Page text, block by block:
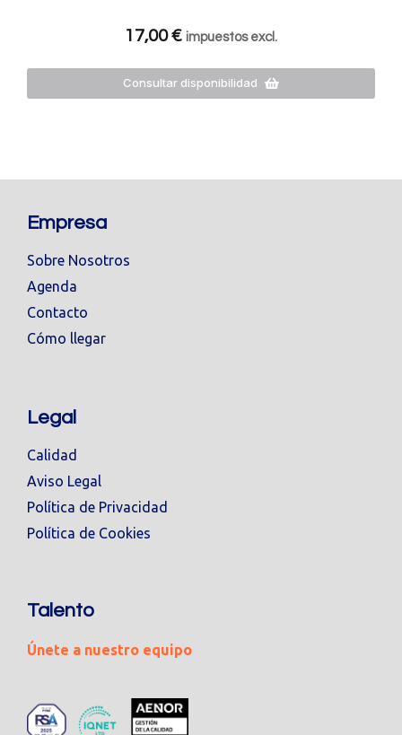
17,00€ impuestos excl.
Consultar disponibilidad
Empresa
Sobre Nosotros
Agenda
Contacto
Cómo llegar
Legal
Calidad
Aviso Legal
Política de Privacidad
Política de Cookies
Talento
Únete a nuestro equipo